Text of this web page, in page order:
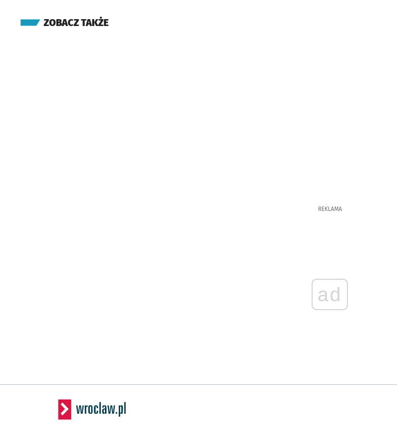
ZOBACZ TAKŻE
REKLAMA
ad